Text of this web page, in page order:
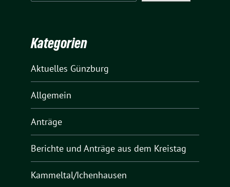
Kategorien
Aktuelles Günzburg
Allgemein
Anträge
Berichte und Anträge aus dem Kreistag
Kammeltal/Ichenhausen